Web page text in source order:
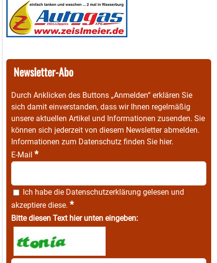
Newsletter-Abo
Durch Anklicken des Buttons „Anmelden“ erklären Sie
sich damit einverstanden, dass wir Ihnen regelmäßig
unsere aktuellen Artikel und Informationen zusenden. Sie
können sich jederzeit von diesem Newsletter abmelden.
Informationen zum Datenschutz finden Sie hier.
E-Mail *
Ich habe die Datenschutzerklärung gelesen und
akzeptiere diese. *
Bitte diesen Text hier unten eingeben: